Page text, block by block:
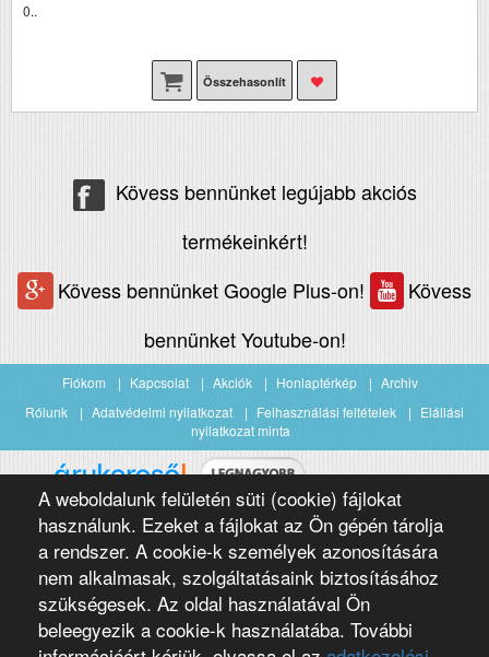
0..
Összehasonlít
A weboldalunk felületén süti (cookie) fájlokat
használunk. Ezeket a fájlokat az Ön gépén tárolja
a rendszer. A cookie-k személyek azonosítására
nem alkalmasak, szolgáltatásaink biztosításához
szükségesek. Az oldal használatával Ön
beleegyezik a cookie-k használatába. További
Kövess bennünket legújabb akciós
termékeinkért!
Kövess bennünket Google Plus-on!
Kövess
bennünket Youtube-on!
Fiókom Kapcsolat Akciók Honlaptérkép
Archiv
Rólunk
Adatvédelmi nyilatkozat Felhasználási feltételek
Elállási
nyilatkozat minta